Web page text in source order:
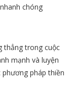
chóng
thẳng trong cuộc
mạnh và luyện
pháp thiền